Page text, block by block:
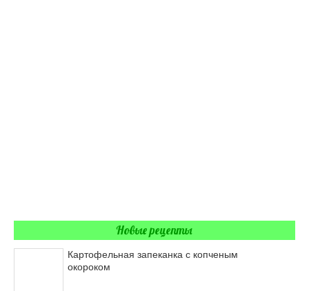
Новые рецепты
Картофельная запеканка с копченым
окороком